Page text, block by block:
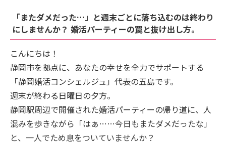
「またダメだった…」と週末ごとに落ち込むのは終わり
にしませんか？ 婚活パーティーの罠と抜け出し方。
​こんにちは！
静岡市を拠点に、あなたの幸せを全力でサポートする
「静岡婚活コンシェルジュ」代表の五島です。
​週末が終わる日曜日の夕方。
静岡駅周辺で開催された婚活パーティーの帰り道に、人
混みを歩きながら「はぁ……今日もまたダメだったな」
と、一人でため息をついていませんか？